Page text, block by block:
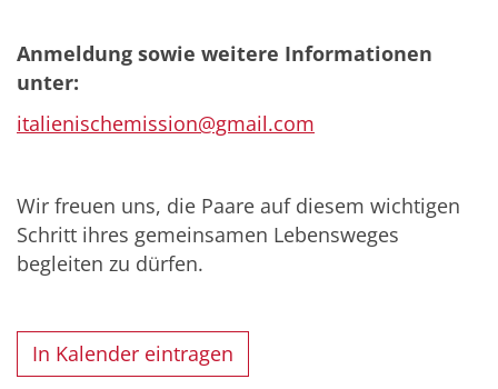
Anmeldung sowie weitere Informationen
unter:
italienischemission@gmail.com
Wir freuen uns, die Paare auf diesem wichtigen
Schritt ihres gemeinsamen Lebensweges
begleiten zu dürfen.
In Kalender eintragen